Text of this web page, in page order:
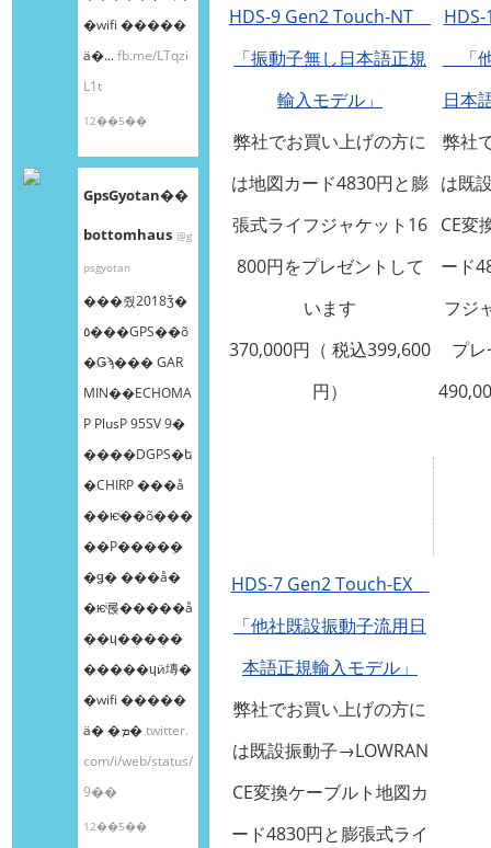
�wifi �����
ä�...fb.me/LTqzi
L1t
12��5��
GpsGyotan��
bottomhaus @g
psgyotan
���줬2018ǯ�
٥���GPS��õ
�Ǥϡ��� GAR
MIN��ECHOMA
P PlusP 95SV 9�
����DGPS�ե
�CHIRP ���å
��ѥͥ��õ���
��Ρ����ܸ�
�ǥ� ���å�
�ѥͥ롡�����å
��ɥ�����
�����ɥӥ塼�
�wifi �����
ä� �ܡ�twitter.
com/i/web/status/
9��
12��5��
HDS-9 Gen2 Touch-NT
「振動子無し日本語正規
輸入モデル」
弊社でお買い上げの方に
は地図カード4830円と膨
張式ライフジャケット16
800円をプレゼントして
います
370,000円（ 税込399,600
円）
「
日本
弊社
は既
CE変
ード
フジ
プ
HDS-7 Gen2 Touch-EX
「他社既設振動子流用日
本語正規輸入モデル」
弊社でお買い上げの方に
は既設振動子→LOWRAN
CE変換ケーブルト地図カ
ード4830円と膨張式ライ